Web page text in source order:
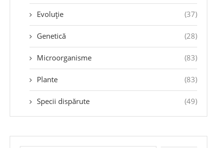
Evoluție (37)
Genetică (28)
Microorganisme (83)
Plante (83)
Specii dispărute (49)